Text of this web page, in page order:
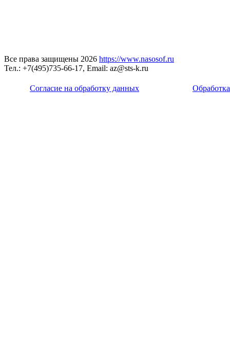
Все права защищены 2026 https://www.nasosof.ru
Тел.: +7(495)735-66-17, Email: az@sts-k.ru
Согласие на обработку данных